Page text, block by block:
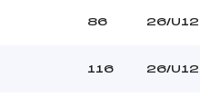
86 26/U12
116 26/U12